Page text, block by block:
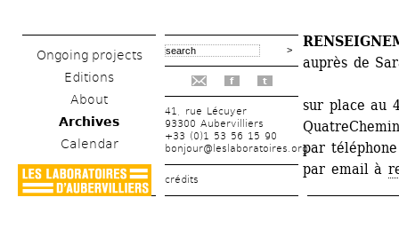
Ongoing projects
Editions
About
Archives
Calendar
f t
41, rue Lécuyer
93300 Aubervilliers
+33 (0)1 53 56 15 90
bonjour@leslaboratoires.org
crédits
auprès de
sur place au
par
par email à